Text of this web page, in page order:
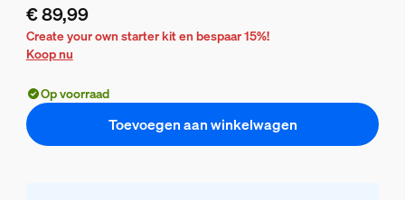
De huidige prijs is € 89,99
€ 89,99
Create your own starter kit en bespaar 15%!
Koop nu
Op voorraad
Toevoegen aan winkelwagen